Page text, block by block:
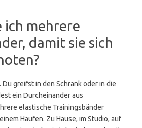
ich mehrere
damit sie sich
Du greifst in den Schrank oder in die
ein Durcheinander aus
elastische Trainingsbänder
Haufen. Zu Hause, im Studio, auf